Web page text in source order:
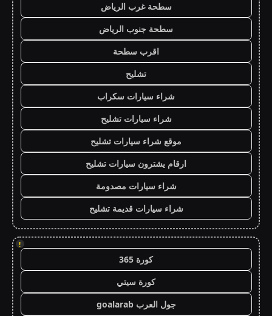
سطحة غرب الرياض
سطحة جنوب الرياض
اقرب سطحة
تشليح
شراء سيارات سكراب
شراء سيارات تشليح
موقع شراء سيارات تشليح
ارقام يشترون سيارات تشليح
شراء سيارات مصدومة
شراء سيارات قديمة تشليح
!
كورة 365
كورة سيتي
جول العرب goalarab